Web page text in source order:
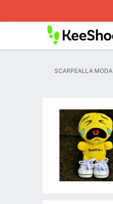
SCARPEALLA MODA